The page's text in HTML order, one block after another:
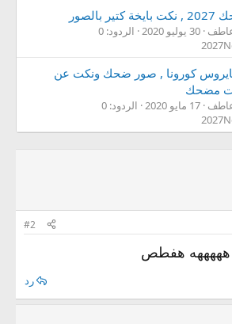
30 يوليو 2020
الردود: 0
كورونا , صور ضحك ونكت عن
مضحك
17 مايو 2020
الردود: 0
#2
هههههه هفطص
رد